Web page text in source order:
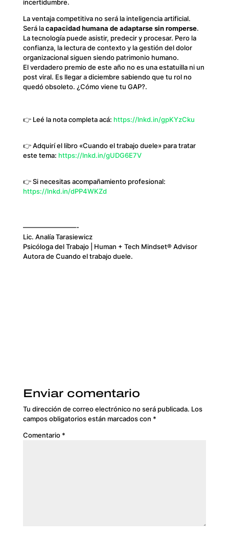
incertidumbre.
La ventaja competitiva no será la inteligencia artificial.
Será lacapacidad humana de adaptarse sin romperse.
La tecnología puede asistir, predecir y procesar. Pero la
confianza, la lectura de contexto y la gestión del dolor
organizacional siguen siendo patrimonio humano.
El verdadero premio de este año no es una estatuilla ni un
post viral. Es llegar a diciembre sabiendo que tu rol no
quedó obsoleto. ¿Cómo viene tu GAP?.
👉 Leé la nota completa acá: https://lnkd.in/gpKYzCku
👉 Adquirí el libro «Cuando el trabajo duele» para tratar
este tema: https://lnkd.in/gUDG6E7V
👉 Si necesitas acompañamiento profesional:
https://lnkd.in/dPP4WKZd
————————-
Lic. Analía Tarasiewicz
Psicóloga del Trabajo | Human + Tech Mindset® Advisor
Autora de Cuando el trabajo duele.
Enviar comentario
Tu dirección de correo electrónico no será publicada. Los
campos obligatorios están marcados con *
Comentario *